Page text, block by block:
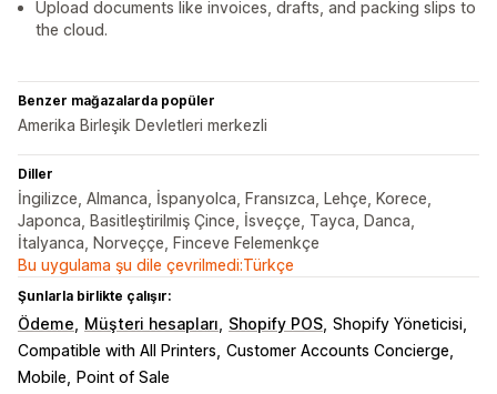
Upload documents like invoices, drafts, and packing slips to
the cloud.
Benzer mağazalarda popüler
Amerika Birleşik Devletleri merkezli
Diller
İngilizce, Almanca, İspanyolca, Fransızca, Lehçe, Korece,
Japonca, Basitleştirilmiş Çince, İsveççe, Tayca, Danca,
İtalyanca, Norveççe, Finceve Felemenkçe
Bu uygulama şu dile çevrilmedi:Türkçe
Şunlarla birlikte çalışır:
Ödeme Müşteri hesapları Shopify POS Shopify Yöneticisi
Compatible with All Printers Customer Accounts Concierge
Mobile
Point of Sale